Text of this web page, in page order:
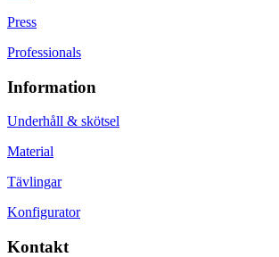
Press
Professionals
Information
Underhåll & skötsel
Material
Tävlingar
Konfigurator
Kontakt